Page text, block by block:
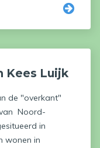
Kees Luijk
de "overkant"
Noord-
in
wonen in